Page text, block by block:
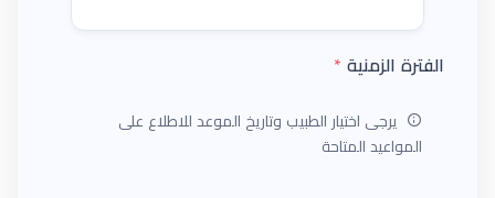
الفترة الزمنية *
يرجى اختيار الطبيب وتاريخ الموعد للاطلاع على
المواعيد المتاحة